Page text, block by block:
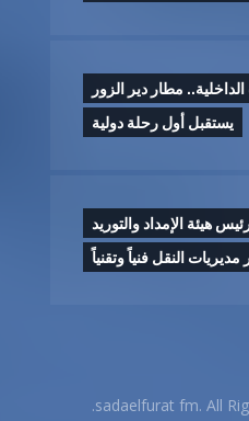
مطار دير الزور
يستقبل أول رحلة دولية
هيئة الإمداد والتوريد
النقل فنياً وتقنياً